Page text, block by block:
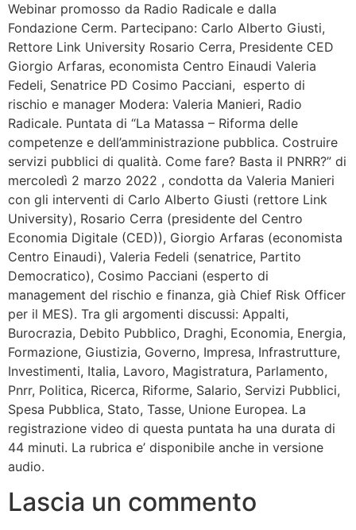
Webinar promosso da Radio Radicale e dalla
Fondazione Cerm. Partecipano: Carlo Alberto Giusti,
Rettore Link University Rosario Cerra, Presidente CED
Giorgio Arfaras, economista Centro Einaudi Valeria
Fedeli, Senatrice PD Cosimo Pacciani, esperto di
rischio e manager Modera: Valeria Manieri, Radio
Radicale. Puntata di “La Matassa – Riforma delle
competenze e dell’amministrazione pubblica. Costruire
servizi pubblici di qualità. Come fare? Basta il PNRR?” di
mercoledì 2 marzo 2022 , condotta da Valeria Manieri
con gli interventi di Carlo Alberto Giusti (rettore Link
University), Rosario Cerra (presidente del Centro
Economia Digitale (CED)), Giorgio Arfaras (economista
Centro Einaudi), Valeria Fedeli (senatrice, Partito
Democratico), Cosimo Pacciani (esperto di
management del rischio e finanza, già Chief Risk Officer
per il MES). Tra gli argomenti discussi: Appalti,
Burocrazia, Debito Pubblico, Draghi, Economia, Energia,
Formazione, Giustizia, Governo, Impresa, Infrastrutture,
Investimenti, Italia, Lavoro, Magistratura, Parlamento,
Pnrr, Politica, Ricerca, Riforme, Salario, Servizi Pubblici,
Spesa Pubblica, Stato, Tasse, Unione Europea. La
registrazione video di questa puntata ha una durata di
44 minuti. La rubrica e’ disponibile anche in versione
audio.
Lascia un commento